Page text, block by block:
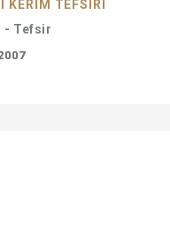
KERİM TEFSİRİ
- Tefsir